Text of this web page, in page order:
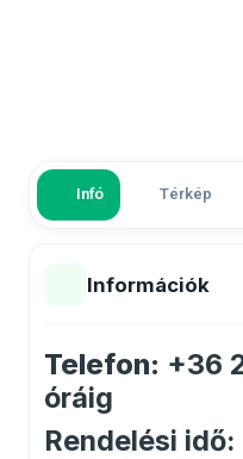
Infó Térkép
Információk
Telefon: +36
óráig
Rendelési idő: